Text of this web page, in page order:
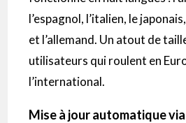
l’espagnol, l’italien, le
et l’allemand. Un atout de
utilisateurs qui roulent en
l’international.
Mise à jour automatique